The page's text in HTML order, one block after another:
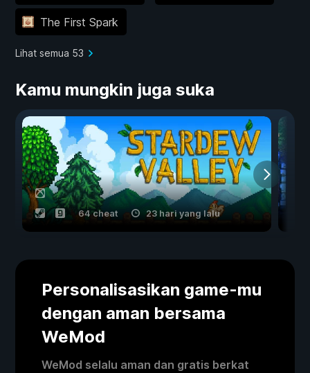
The First Spark
Lihat semua 53
Kamu mungkin juga suka
64 cheat 23 hari yang lalu
Personalisasikan game-mu
dengan aman bersama
WeMod
WeMod selalu aman dan gratis berkat